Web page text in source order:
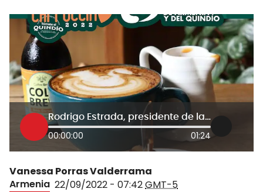
Rodrigo Estrada, presidente de la Cámara de Comercio
00:00:00 01:24
Vanessa Porras Valderrama
Armenia 22/09/2022 - 07:42GMT-5